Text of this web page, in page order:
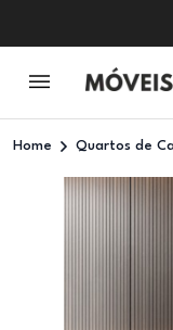
Home Quartos de